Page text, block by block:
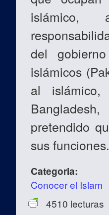
islámico,
del
islámicos
al
pretendido
sus funciones.
Categoria:
Conocer el Islam
4510 lecturas